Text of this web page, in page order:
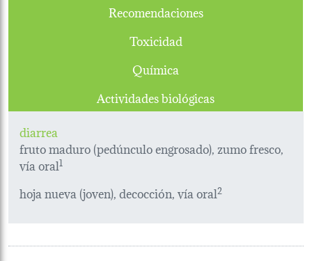
Recomendaciones
Toxicidad
Química
Actividades biológicas
diarrea
fruto maduro (pedúnculo engrosado), zumo fresco,
vía oral1
hoja nueva (joven), decocción, vía oral2